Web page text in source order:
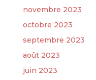
novembre 2023
octobre 2023
septembre 2023
août 2023
juin 2023